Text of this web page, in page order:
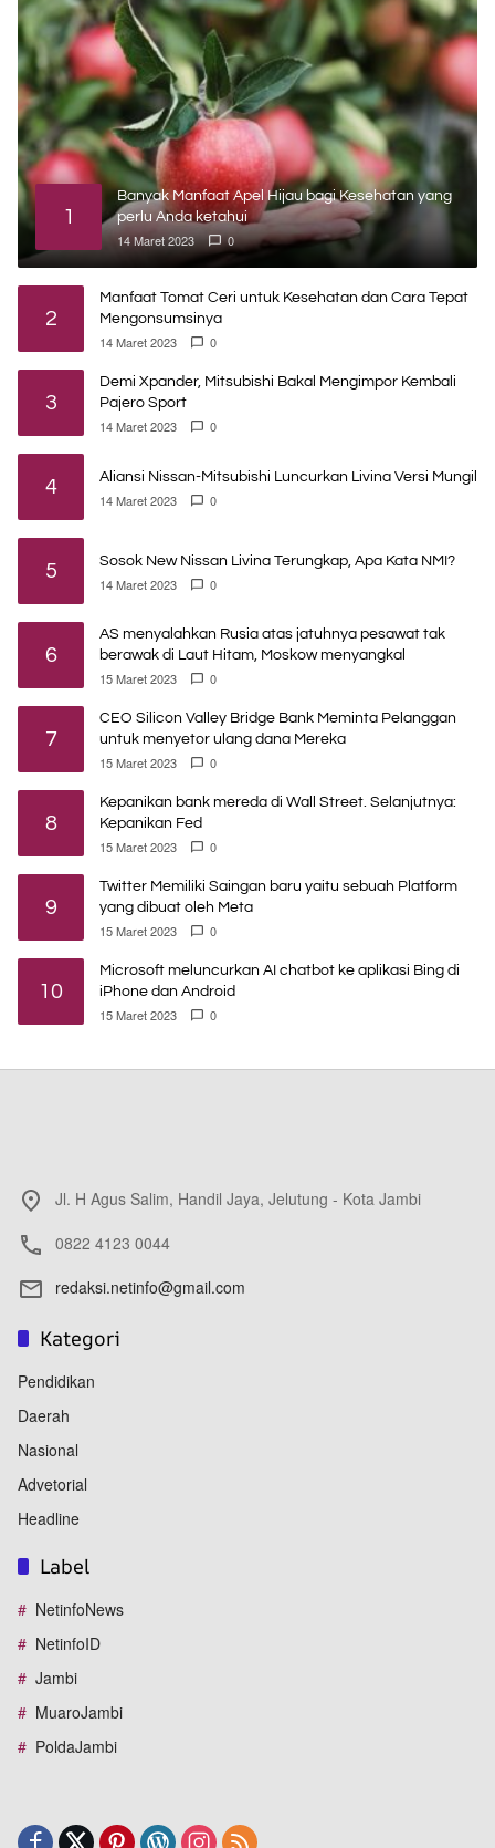
1
Banyak Manfaat Apel Hijau bagi Kesehatan yang
perlu Anda ketahui
14 Maret 2023 0
2
Manfaat Tomat Ceri untuk Kesehatan dan Cara Tepat
Mengonsumsinya
14 Maret 2023 0
3
Demi Xpander, Mitsubishi Bakal Mengimpor Kembali
Pajero Sport
14 Maret 2023 0
4 Aliansi Nissan-Mitsubishi Luncurkan Livina Versi Mungil
14 Maret 2023 0
5 Sosok New Nissan Livina Terungkap, Apa Kata NMI?
14 Maret 2023 0
6
AS menyalahkan Rusia atas jatuhnya pesawat tak
berawak di Laut Hitam, Moskow menyangkal
15 Maret 2023 0
7
CEO Silicon Valley Bridge Bank Meminta Pelanggan
untuk menyetor ulang dana Mereka
15 Maret 2023 0
8
Kepanikan bank mereda di Wall Street. Selanjutnya:
Kepanikan Fed
15 Maret 2023 0
9
Twitter Memiliki Saingan baru yaitu sebuah Platform
yang dibuat oleh Meta
15 Maret 2023 0
10
Microsoft meluncurkan AI chatbot ke aplikasi Bing di
iPhone dan Android
15 Maret 2023 0
Jl. H Agus Salim, Handil Jaya, Jelutung - Kota Jambi
0822 4123 0044
redaksi.netinfo@gmail.com
Kategori
Pendidikan
Daerah
Nasional
Advetorial
Headline
Label
NetinfoNews
NetinfoID
Jambi
MuaroJambi
PoldaJambi